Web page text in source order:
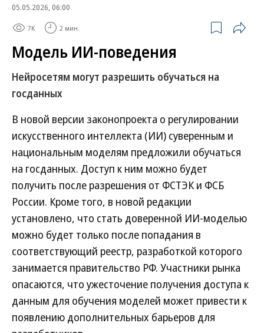
05.05.2026, 06:00
7K 2 мин.
Модель ИИ-поведения
Нейросетям могут разрешить обучаться на
госданных
В новой версии законопроекта о регулировании
искусственного интеллекта (ИИ) суверенным и
национальным моделям предложили обучаться
на госданных. Доступ к ним можно будет
получить после разрешения от ФСТЭК и ФСБ
России. Кроме того, в новой редакции
установлено, что стать доверенной ИИ-моделью
можно будет только после попадания в
соответствующий реестр, разработкой которого
занимается правительство РФ. Участники рынка
опасаются, что ужесточение получения доступа к
данным для обучения моделей может привести к
появлению дополнительных барьеров для